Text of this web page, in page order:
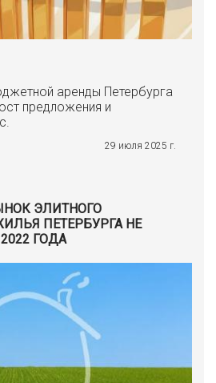
аренды Петербурга
предложения и
29 июля 2025 г.
ЭЛИТНОГО
ПЕТЕРБУРГА НЕ
ГОДА